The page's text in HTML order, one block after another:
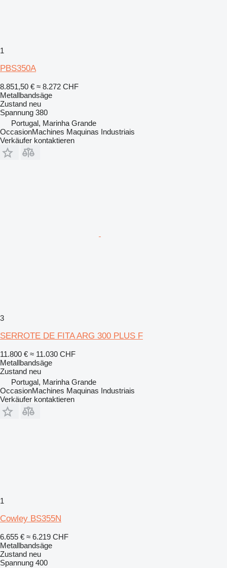
1
PBS350A
8.851,50 € ≈ 8.272 CHF
Metallbandsäge
Zustand neu
Spannung 380
Portugal, Marinha Grande
OccasionMachines Maquinas Industriais
Verkäufer kontaktieren
3
SERROTE DE FITA ARG 300 PLUS F
11.800 € ≈ 11.030 CHF
Metallbandsäge
Zustand neu
Portugal, Marinha Grande
OccasionMachines Maquinas Industriais
Verkäufer kontaktieren
1
Cowley BS355N
6.655 € ≈ 6.219 CHF
Metallbandsäge
Zustand neu
Spannung 400